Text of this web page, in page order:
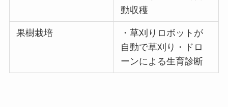
動収穫
果樹栽培
・草刈りロボットが
自動で草刈り・ドロ
ーンによる生育診断